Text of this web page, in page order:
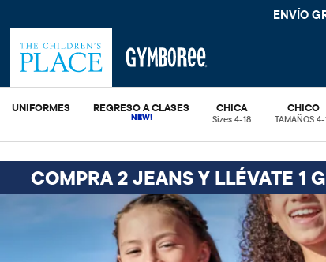
ENVÍO
UNIFORMES REGRESO A CLASES CHICA
Sizes 4-18
CHICO
TAMAÑOS 4-
COMPRA 2 JEANS Y LLÉVATE 1